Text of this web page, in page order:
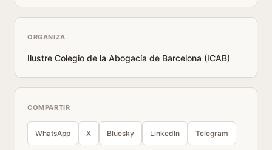
ORGANIZA
Ilustre Colegio de la Abogacía de Barcelona (ICAB)
COMPARTIR
WhatsApp X Bluesky LinkedIn Telegram